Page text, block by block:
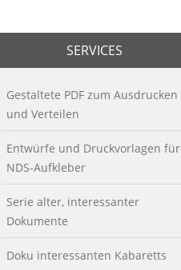
SERVICES
Gestaltete PDF zum Ausdrucken
und Verteilen
Entwürfe und Druckvorlagen für
NDS-Aufkleber
Serie alter, interessanter
Dokumente
Doku interessanten Kabaretts